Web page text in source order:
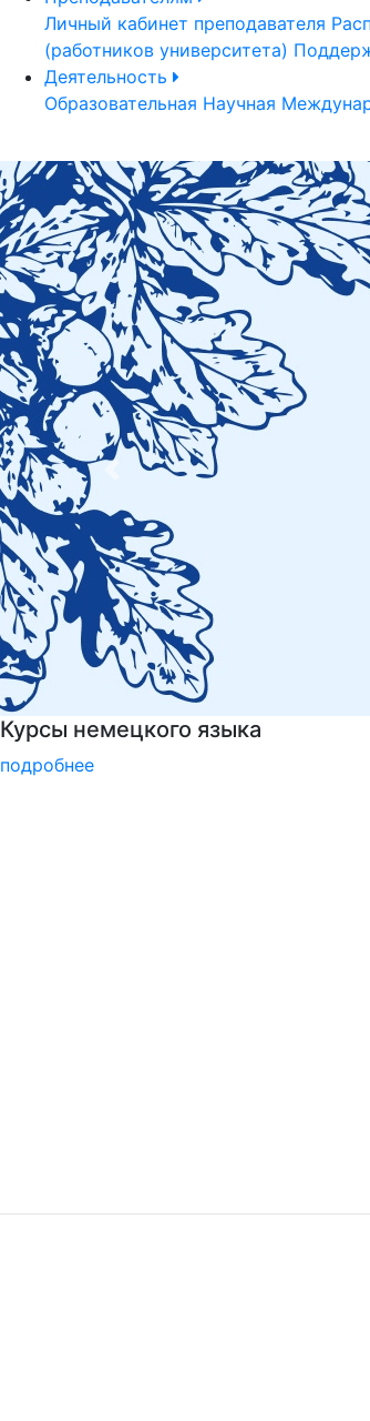
Личный кабинет преподавателя
(работников университета)
Деятельность
Образовательная Научная
Подготовительные курсы к ЕГЭ
подробнее
Previous